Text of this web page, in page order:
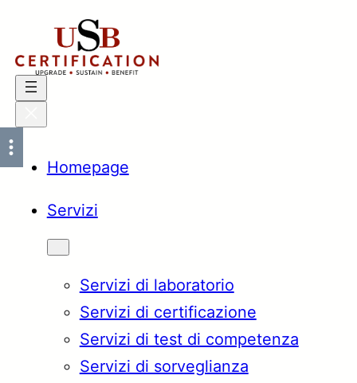
contenuto
Homepage
Servizi
Servizi di laboratorio
Servizi di certificazione
Servizi di test di competenza
Servizi di sorveglianza